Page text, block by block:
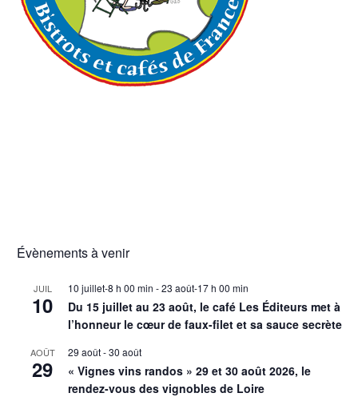
Évènements à venir
JUIL
10
10 juillet-8 h 00 min -23 août-17 h 00 min
Du 15 juillet au 23 août, le café Les Éditeurs met à
l’honneur le cœur de faux-filet et sa sauce secrète
AOÛT
29
29 août-30 août
« Vignes vins randos » 29 et 30 août 2026, le
rendez-vous des vignobles de Loire